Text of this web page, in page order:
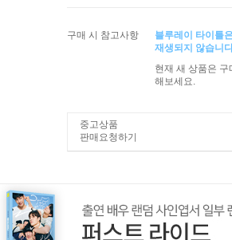
구매 시 참고사항
블루레이 타이틀
재생되지 않습니
현재 새 상품은
해보세요.
중고상품
판매요청하기